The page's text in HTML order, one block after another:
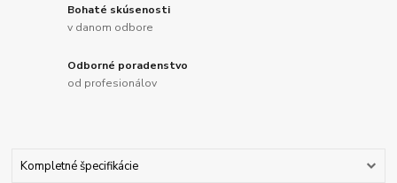
Bohaté skúsenosti
v danom odbore
Odborné poradenstvo
od profesionálov
Kompletné špecifikácie